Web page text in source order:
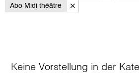
Abo Midi théâtre
Keine Vorstellung in der